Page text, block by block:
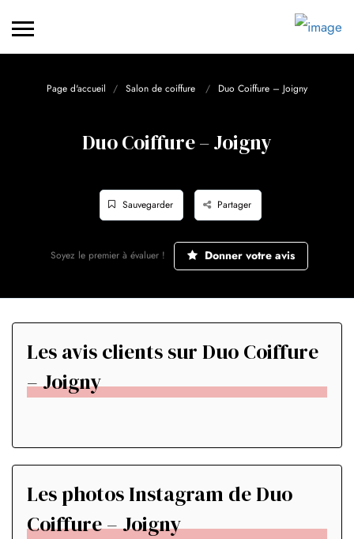
Page d'accueil Salon de coiffure Duo Coiffure – Joigny
Duo Coiffure – Joigny
Sauvegarder Partager
Soyez le premier à évaluer ! Donner votre avis
Les avis clients sur Duo Coiffure
– Joigny
Les photos Instagram de Duo
Coiffure – Joigny